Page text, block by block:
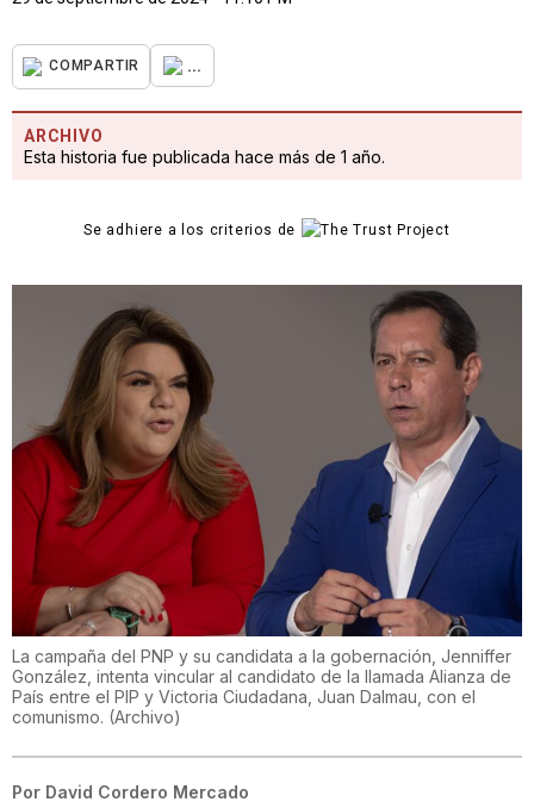
COMPARTIR ...
ARCHIVO
Esta historia fue publicada hace más de 1 año.
Se adhiere a los criterios de
La campaña del PNP y su candidata a la gobernación, Jenniffer
González, intenta vincular al candidato de la llamada Alianza de
País entre el PIP y Victoria Ciudadana, Juan Dalmau, con el
comunismo. (Archivo)
Por David Cordero Mercado